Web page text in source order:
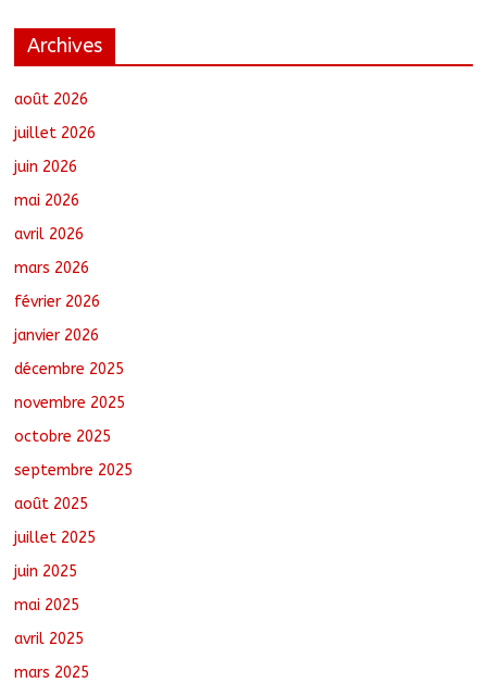
au marché moderne
Archives
août 2026
juillet 2026
juin 2026
mai 2026
avril 2026
mars 2026
février 2026
janvier 2026
décembre 2025
novembre 2025
octobre 2025
septembre 2025
août 2025
juillet 2025
juin 2025
mai 2025
avril 2025
mars 2025